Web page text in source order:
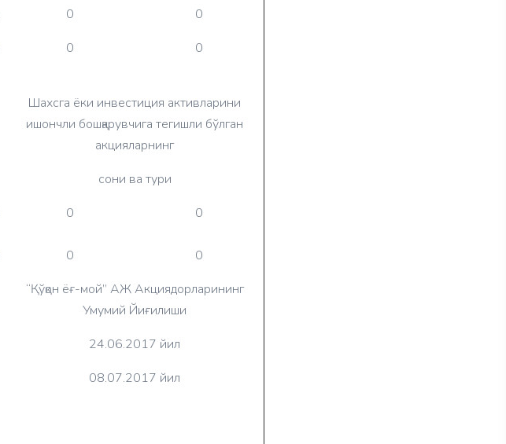
0
0
0
0
Шахсга ёки инвестиция активларини
ишончли бошқарувчига тегишли бўлган
акцияларнинг
сони ва тури
0 0
0
0
“Қўқон ёғ-мой” АЖ Акциядорларининг
Умумий Йиғилиши
24.06.2017 йил
08.07.2017 йил